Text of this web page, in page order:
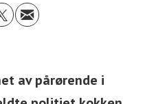
av pårørende i